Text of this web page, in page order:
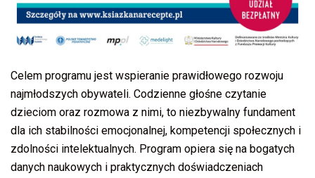
Celem programu jest wspieranie prawidłowego rozwoju
najmłodszych obywateli. Codzienne głośne czytanie
dzieciom oraz rozmowa z nimi, to niezbywalny fundament
dla ich stabilności emocjonalnej, kompetencji społecznych i
zdolności intelektualnych. Program opiera się na bogatych
danych naukowych i praktycznych doświadczeniach